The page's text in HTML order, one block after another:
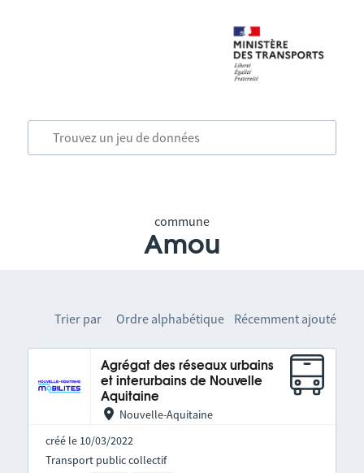
commune
Amou
Trier par Ordre alphabétique Récemment ajouté
Agrégat des réseaux urbains
et interurbains de Nouvelle
Aquitaine
Nouvelle-Aquitaine
créé le 10/03/2022
Transport public collectif